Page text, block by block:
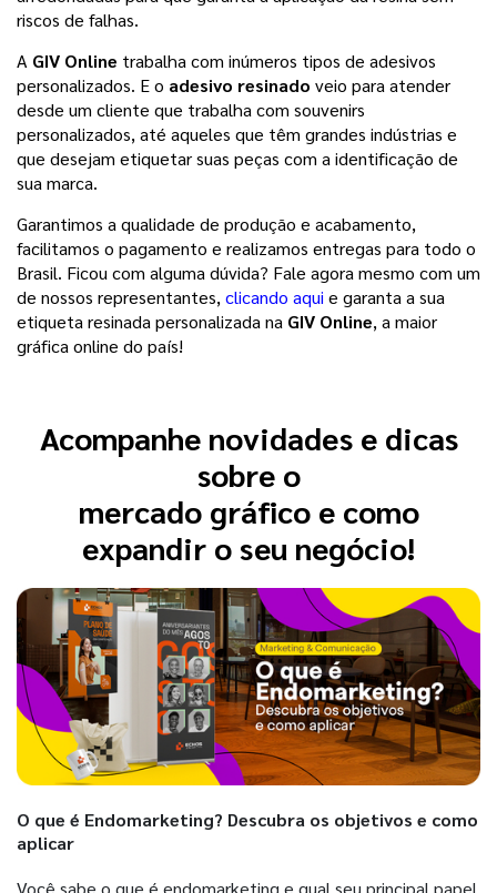
riscos de falhas.
A GIV Online trabalha com inúmeros tipos de adesivos
personalizados. E o adesivo resinado veio para atender
desde um cliente que trabalha com souvenirs
personalizados, até aqueles que têm grandes indústrias e
que desejam etiquetar suas peças com a identificação de
sua marca.
Garantimos a qualidade de produção e acabamento,
facilitamos o pagamento e realizamos entregas para todo o
Brasil. Ficou com alguma dúvida? Fale agora mesmo com um
de nossos representantes, clicando aqui e garanta a sua
etiqueta resinada personalizada na GIV Online, a maior
gráfica online do país!
Acompanhe novidades e dicas
sobre o
mercado gráfico e como
expandir o seu negócio!
O que é Endomarketing? Descubra os objetivos e como
aplicar
Você sabe o que é endomarketing e qual seu principal papel